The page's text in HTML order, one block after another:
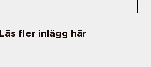
Läs fler inlägg här